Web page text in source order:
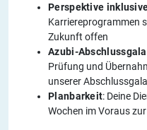
Perspektive
Karriereprogrammen
Zukunft offen
Azubi-Abschlussgala
Prüfung und
unserer
Planbarkeit: Deine
Wochen im Voraus